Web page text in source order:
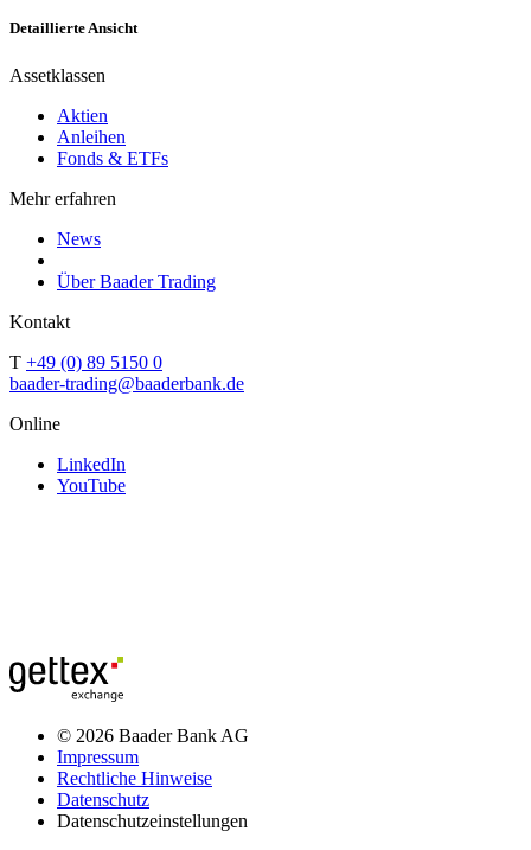
Detaillierte Ansicht
Assetklassen
Aktien
Anleihen
Fonds & ETFs
Mehr erfahren
News
Über Baader Trading
Kontakt
T +49 (0) 89 5150 0
baader-trading@baaderbank.de
Online
LinkedIn
YouTube
© 2026 Baader Bank AG
Impressum
Rechtliche Hinweise
Datenschutz
Datenschutzeinstellungen